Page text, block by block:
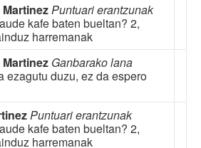
Puntuari erantzunak
kafe baten bueltan? 2,
harremanak
Ganbarako lana
ezagutu duzu, ez da espero
Puntuari erantzunak
kafe baten bueltan? 2,
harremanak